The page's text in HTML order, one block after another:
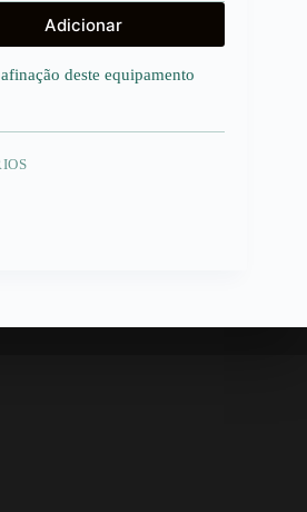
Adicionar
deste equipamento